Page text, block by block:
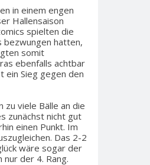
in einem engen
Hallensaison
spielten die
bezwungen hatten,
somit
ebenfalls achtbar
ein Sieg gegen den
zu viele Bälle an die
zunächst nicht gut
einen Punkt. Im
Das 2-2
wäre sogar der
der 4. Rang.